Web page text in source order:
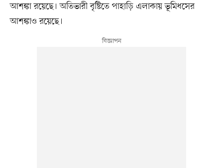
আশঙ্কা রয়েছে। অতিভারী বৃষ্টিতে পাহাড়ি এলাকায় ভূমিধসের
আশঙ্কাও রয়েছে।